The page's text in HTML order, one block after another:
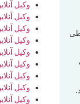
وکیل
وکیل
وکیل
وکیل
وکیل
وکیل
وکیل
وکیل
وکیل